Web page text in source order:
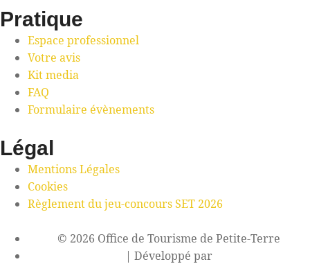
Pratique
Espace professionnel
Votre avis
Kit media
FAQ
Formulaire évènements
Légal
Mentions Légales
Cookies
Règlement du jeu-concours SET 2026
© 2026 Office de Tourisme de Petite-Terre
| Développé par